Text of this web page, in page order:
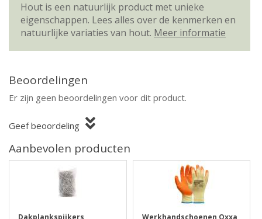
Hout is een natuurlijk product met unieke
eigenschappen. Lees alles over de kenmerken en
natuurlijke variaties van hout. Meer informatie
Beoordelingen
Er zijn geen beoordelingen voor dit product.
Geef beoordeling
Aanbevolen producten
Dakplankspijkers Werkhandschoenen Oxxa